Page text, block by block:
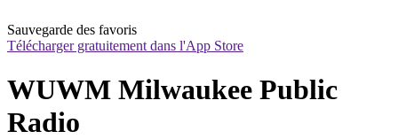
Sauvegarde des favoris
Télécharger gratuitement dans l'App Store
WUWM Milwaukee Public
Radio